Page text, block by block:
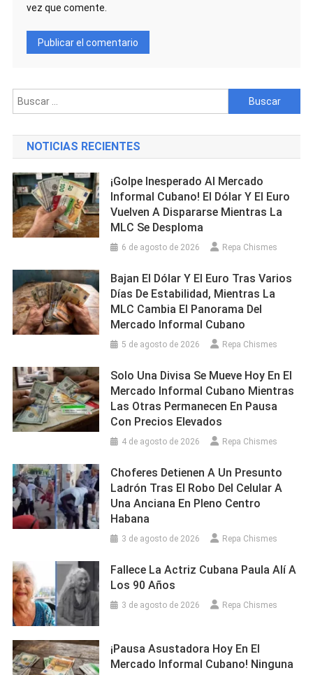
vez que comente.
Buscar:
NOTICIAS RECIENTES
¡Golpe Inesperado Al Mercado
Informal Cubano! El Dólar Y El Euro
Vuelven A Dispararse Mientras La
MLC Se Desploma
6 de agosto de 2026 Repa Chismes
Bajan El Dólar Y El Euro Tras Varios
Días De Estabilidad, Mientras La
MLC Cambia El Panorama Del
Mercado Informal Cubano
5 de agosto de 2026 Repa Chismes
Solo Una Divisa Se Mueve Hoy En El
Mercado Informal Cubano Mientras
Las Otras Permanecen En Pausa
Con Precios Elevados
4 de agosto de 2026 Repa Chismes
Choferes Detienen A Un Presunto
Ladrón Tras El Robo Del Celular A
Una Anciana En Pleno Centro
Habana
3 de agosto de 2026 Repa Chismes
Fallece La Actriz Cubana Paula Alí A
Los 90 Años
3 de agosto de 2026 Repa Chismes
¡Pausa Asustadora Hoy En El
Mercado Informal Cubano! Ninguna